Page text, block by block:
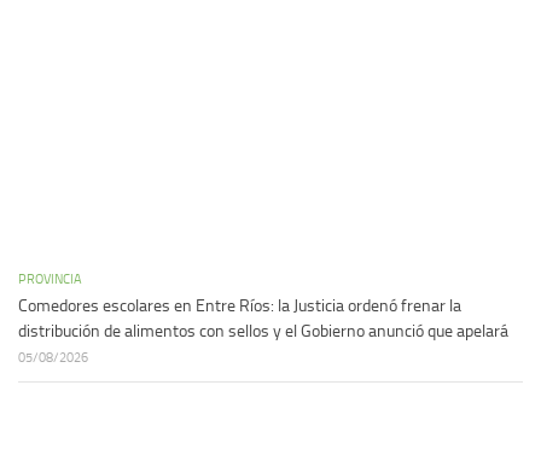
PROVINCIA
Comedores escolares en Entre Ríos: la Justicia ordenó frenar la
distribución de alimentos con sellos y el Gobierno anunció que apelará
05/08/2026